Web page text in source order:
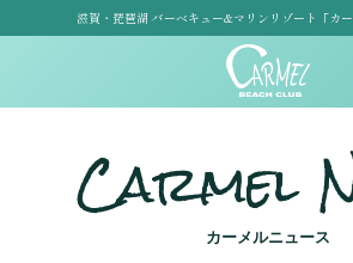
滋賀・琵琶湖 バーベキュー&マリンリゾート「カー
Carmel
カーメルニュース